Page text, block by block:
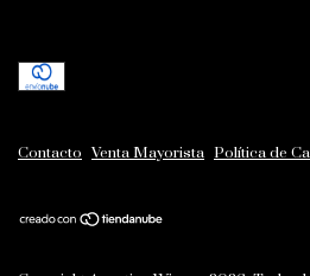
Contacto Venta Mayorista Política de